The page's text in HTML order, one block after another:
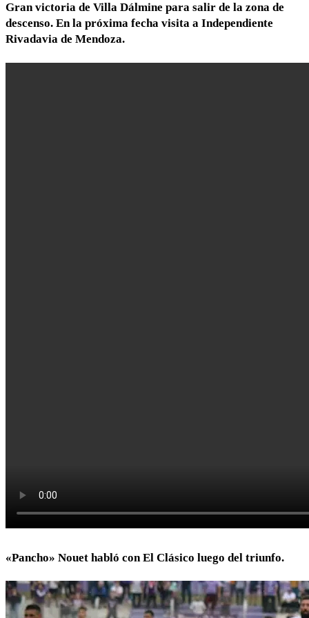
Gran victoria de Villa Dálmine para salir de la zona de
descenso. En la próxima fecha visita a Independiente
Rivadavia de Mendoza.
«Pancho» Nouet habló con El Clásico luego del triunfo.